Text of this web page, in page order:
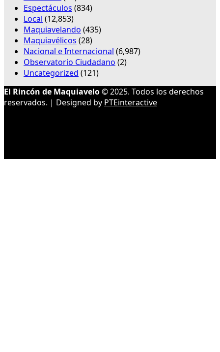
Espectáculos (834)
Local (12,853)
Maquiavelando (435)
Maquiavélicos (28)
Nacional e Internacional (6,987)
Observatorio Ciudadano (2)
Uncategorized (121)
El Rincón de Maquiavelo© 2025. Todos los derechos
reservados. | Designed by PTEinteractive